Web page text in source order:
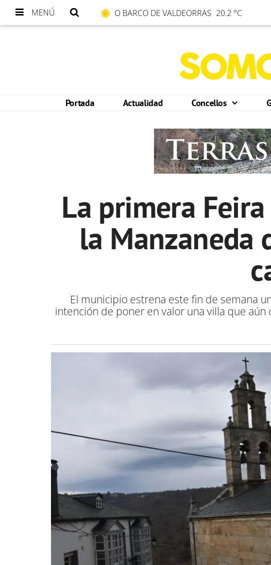
MENÚ O BARCO DE VALDEORRAS 20.2 °C
Portada Actualidad Concellos
La primera
la Manzaneda
El municipio estrena este fin de semana
intención de poner en valor una villa que